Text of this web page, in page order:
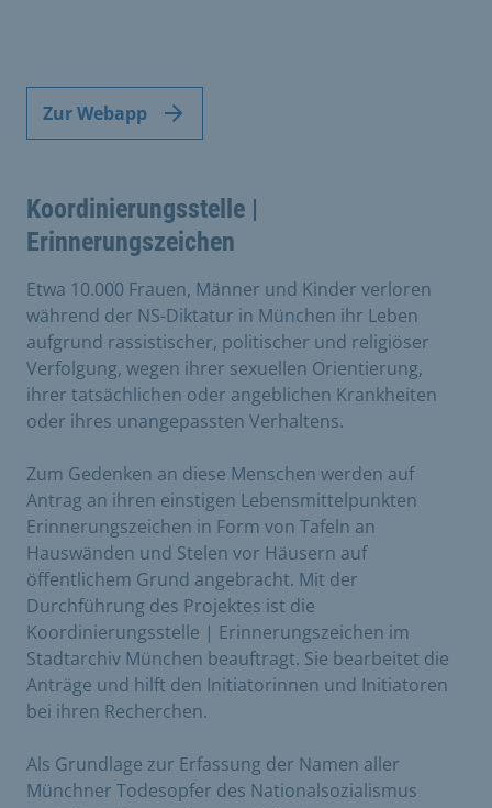
Zur Webapp
Koordinierungsstelle |
Erinnerungszeichen
Etwa 10.000 Frauen, Männer und Kinder verloren
während der NS-Diktatur in München ihr Leben
aufgrund rassistischer, politischer und religiöser
Verfolgung, wegen ihrer sexuellen Orientierung,
ihrer tatsächlichen oder angeblichen Krankheiten
oder ihres unangepassten Verhaltens.
Zum Gedenken an diese Menschen werden auf
Antrag an ihren einstigen Lebensmittelpunkten
Erinnerungszeichen in Form von Tafeln an
Hauswänden und Stelen vor Häusern auf
öffentlichem Grund angebracht. Mit der
Durchführung des Projektes ist die
Koordinierungsstelle | Erinnerungszeichen im
Stadtarchiv München beauftragt. Sie bearbeitet die
Anträge und hilft den Initiatorinnen und Initiatoren
bei ihren Recherchen.
Als Grundlage zur Erfassung der Namen aller
Münchner Todesopfer des Nationalsozialismus